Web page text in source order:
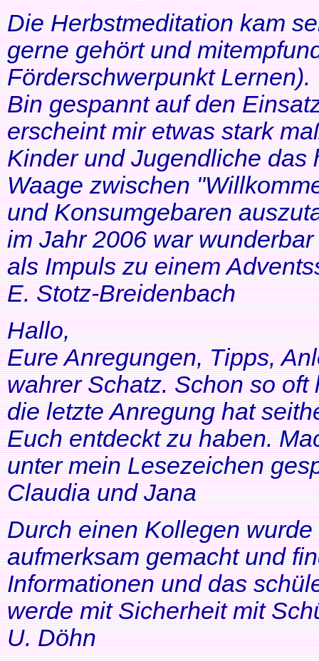
Die Herbstmeditation kam
gerne gehört und
Förderschwerpunkt Lernen).
Bin gespannt auf den
erscheint mir etwas stark
Kinder und Jugendliche das
Waage zwischen
und Konsumgebaren
im Jahr 2006 war
als Impuls zu einem
E. Stotz-Breidenbach
Hallo,
Eure Anregungen, Tipps,
wahrer Schatz. Schon so
die letzte Anregung hat
Euch entdeckt zu haben.
unter mein Lesezeichen
Claudia und Jana
Durch einen Kollegen
aufmerksam gemacht und
Informationen und das
werde mit Sicherheit mit
U. Döhn